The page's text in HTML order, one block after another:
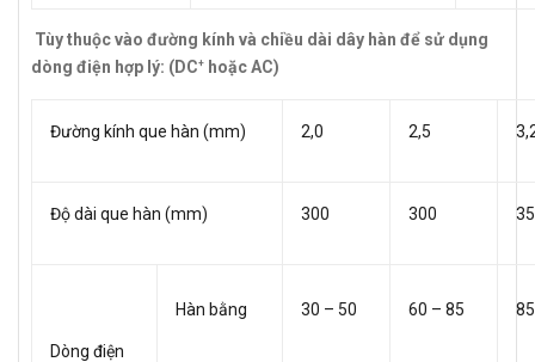
Tùy thuộc vào đường kính và chiều dài dây hàn để sử dụng
dòng điện hợp lý: (DC+ hoặc AC)
Đường kính que hàn (mm) 2,0 2,5
Độ dài que hàn (mm) 300 300
Dòng điện
Hàn bằng 30 – 50 60 – 85